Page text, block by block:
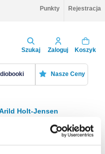
Punkty Rejestracja
Szukaj Zaloguj Koszyk
Nasze Ceny
Holt-Jensen
Sortuj